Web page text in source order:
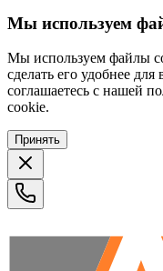
Мы используем
Мы используем файлы
сделать его удобнее
соглашаетесь с нашей
cookie.
Принять